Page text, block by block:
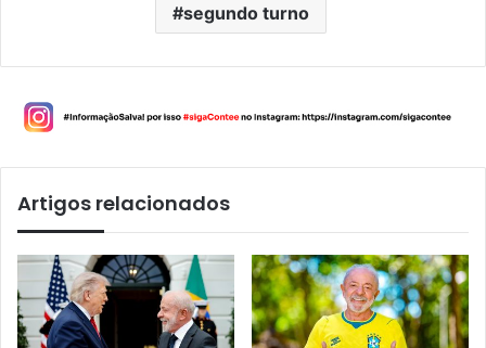
segundo turno
Artigos relacionados